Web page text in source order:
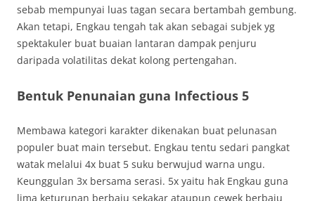
sebab mempunyai luas tagan secara bertambah gembung.
Akan tetapi, Engkau tengah tak akan sebagai subjek yg
spektakuler buat buaian lantaran dampak penjuru
daripada volatilitas dekat kolong pertengahan.
Bentuk Penunaian guna Infectious 5
Membawa kategori karakter dikenakan buat pelunasan
populer buat main tersebut. Engkau tentu sedari pangkat
watak melalui 4x buat 5 suku berwujud warna ungu.
Keunggulan 3x bersama serasi. 5x yaitu hak Engkau guna
lima keturunan berbaju sekakar ataupun cewek berbaju